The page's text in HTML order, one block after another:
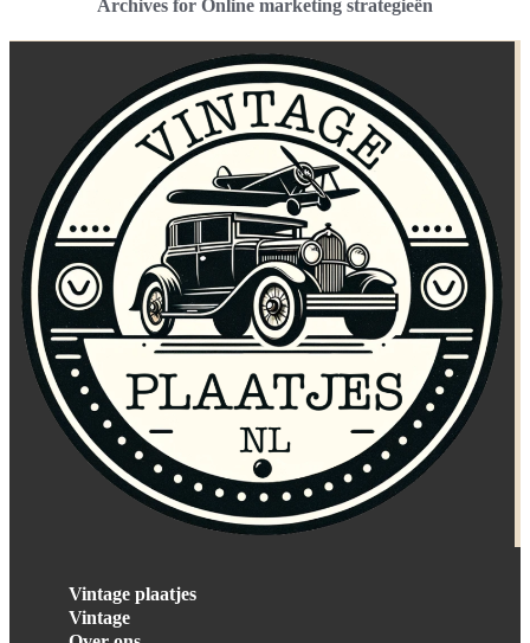
Archives for Online marketing strategieën
Vintage plaatjes
Vintage